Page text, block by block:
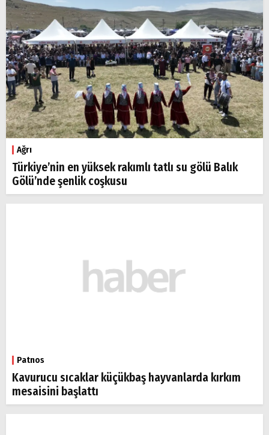
Ağrı
Türkiye’nin en yüksek rakımlı tatlı su gölü Balık
Gölü’nde şenlik coşkusu
Patnos
Kavurucu sıcaklar küçükbaş hayvanlarda kırkım
mesaisini başlattı